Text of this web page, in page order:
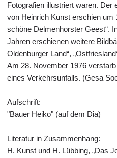
Fotografien illustriert waren. Der
von Heinrich Kunst erschien um
schöne Delmenhorster Geest“.
Jahren erschienen weitere
Oldenburger Land“,
Am 28. November 1976
eines Verkehrsunfalls. (Gesa
Aufschrift:
"Bauer Heiko" (auf dem Dia)
Literatur in Zusammenhang:
H. Kunst und H. Lübbing, „Das